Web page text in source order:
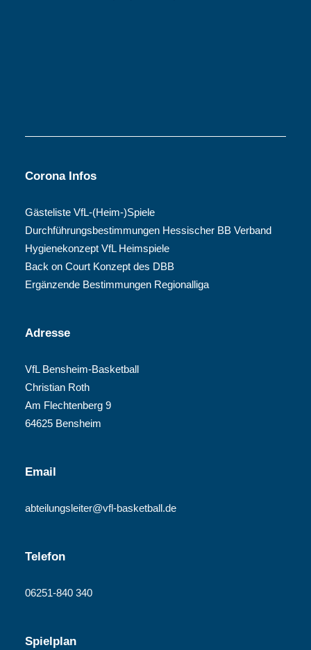
Corona Infos
Gästeliste VfL-(Heim-)Spiele
Durchführungsbestimmungen Hessischer BB Verband
Hygienekonzept VfL Heimspiele
Back on Court Konzept des DBB
Ergänzende Bestimmungen Regionalliga
Adresse
VfL Bensheim-Basketball
Christian Roth
Am Flechtenberg 9
64625 Bensheim
Email
abteilungsleiter@vfl-basketball.de
Telefon
06251-840 340
Spielplan